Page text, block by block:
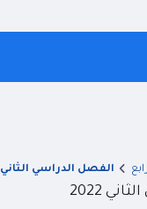
الفصل الدراسي الثاني
2022